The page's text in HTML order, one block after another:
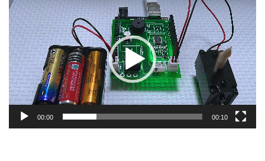
画
プ
レ
ー
ヤ
ー
00:00 00:10